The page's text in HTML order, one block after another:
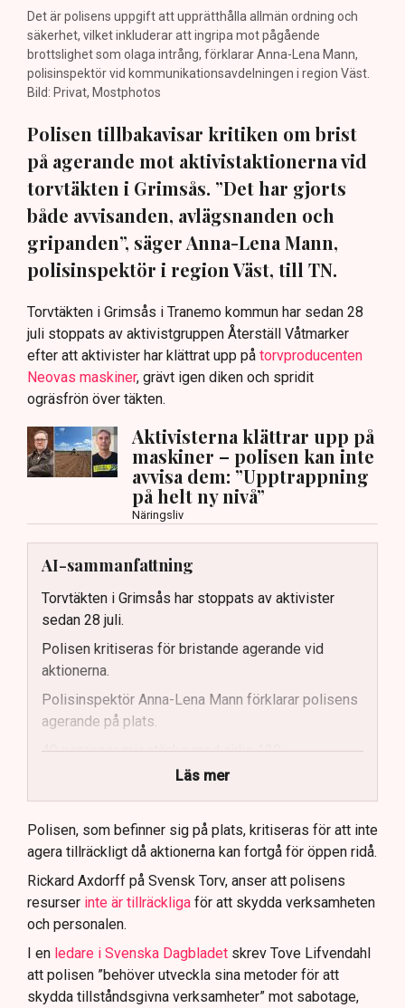
Det är polisens uppgift att upprätthålla allmän ordning och
säkerhet, vilket inkluderar att ingripa mot pågående
brottslighet som olaga intrång, förklarar Anna-Lena Mann,
polisinspektör vid kommunikationsavdelningen i region Väst.
Bild: Privat, Mostphotos
Polisen tillbakavisar kritiken om brist
på agerande mot aktivistaktionerna vid
torvtäkten i Grimsås. ”Det har gjorts
både avvisanden, avlägsnanden och
gripanden”, säger Anna-Lena Mann,
polisinspektör i region Väst, till TN.
Torvtäkten i Grimsås i Tranemo kommun har sedan 28
juli stoppats av aktivistgruppen Återställ Våtmarker
efter att aktivister har klättrat upp på torvproducenten
Neovas maskiner, grävt igen diken och spridit
ogräsfrön över täkten.
Aktivisterna klättrar upp på
maskiner – polisen kan inte
avvisa dem: ”Upptrappning
på helt ny nivå”
Näringsliv
AI-sammanfattning
Torvtäkten i Grimsås har stoppats av aktivister
sedan 28 juli.
Polisen kritiseras för bristande agerande vid
aktionerna.
Polisinspektör Anna-Lena Mann förklarar polisens
agerande på plats.
40 personer misstänks med cirka 120
brottsmisstankar kopplade.
Polisen använder drönare och uniformerad polis
för att dokumentera bevis.
Samtidigt är polisarbetet komplext när det gäller
att navigera juridiska rättigheter och gränser.
Läs mer
Polisen, som befinner sig på plats, kritiseras för att inte
agera tillräckligt då aktionerna kan fortgå för öppen ridå.
Rickard Axdorff på Svensk Torv, anser att polisens
resurser inte är tillräckliga för att skydda verksamheten
och personalen.
I en ledare i Svenska Dagbladet skrev Tove Lifvendahl
att polisen ”behöver utveckla sina metoder för att
skydda tillståndsgivna verksamheter” mot sabotage,